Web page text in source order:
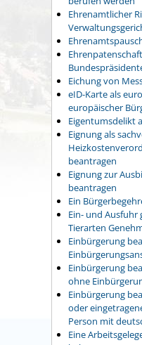
Ehrenamtlicher
Eichung von
eID-Karte als
europäischer
Eigentumsdelikt
Eignung als
beantragen
Eignung zur
beantragen
Ein
Ein- und Ausfuhr
Tierarten
Einbürgerung
Einbürgerung
ohne
Einbürgerung
oder
Person mit
Eine